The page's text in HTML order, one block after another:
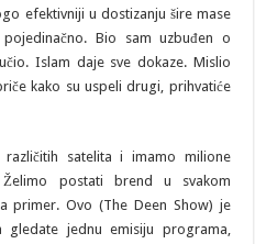
efektivniji u dostizanju šire mase
Bio sam uzbuđen o
Islam daje sve dokaze. Mislio
kako su uspeli drugi, prihvatiće
satelita i imamo milione
Želimo postati brend u svakom
primer. Ovo (The Deen Show) je
jednu emisiju programa,